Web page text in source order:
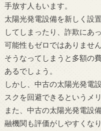
手放す人もいます。
太陽光発電設備を新しく設
してしまったり、詐欺にあ
可能性もゼロではありません
そうなってしまうと多額の
あるでしょう。
しかし、中古の太陽光発電
スクを回避できるというメ
また、中古の太陽光発電設
融機関も評価がしやすくなり